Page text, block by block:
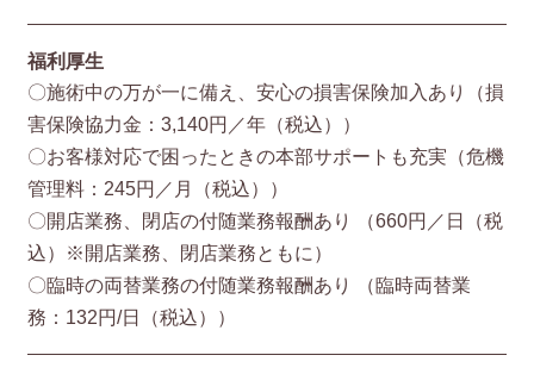
福利厚生
〇施術中の万が一に備え、安心の損害保険加入あり（損
害保険協⼒⾦：3,140円／年（税込））
〇お客様対応で困ったときの本部サポートも充実（危機
管理料：245円／月（税込））
〇開店業務、閉店の付随業務報酬あり （660円／⽇（税
込）※開店業務、閉店業務ともに）
〇臨時の両替業務の付随業務報酬あり （臨時両替業
務：132円/⽇（税込））